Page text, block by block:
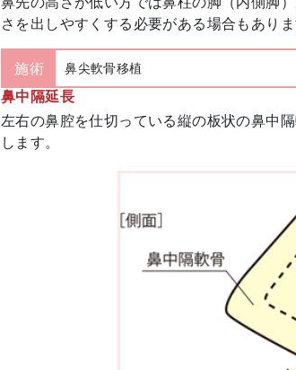
さを出しやすくする必要がある場合もありま
施術 鼻尖軟骨移植
鼻中隔延長
左右の鼻腔を仕切っている縦の板状の鼻中
します。